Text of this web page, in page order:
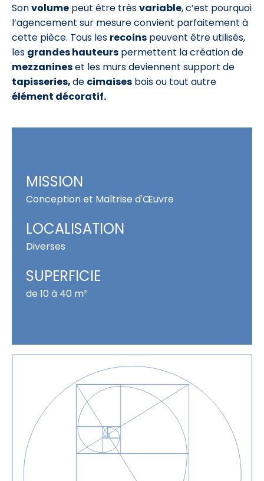
Sonvolume peut être trèsvariable, c’est pourquoi
l’agencement sur mesure convient parfaitement à
cette pièce. Tous les recoins peuvent être utilisés,
les grandes hauteurs permettent la création de
mezzanineset les murs deviennent support de
tapisseries,de cimaises bois ou tout autre
élément décoratif.
MISSION
Conception et Maîtrise d'Œuvre
LOCALISATION
Diverses
SUPERFICIE
de 10 à 40 m²